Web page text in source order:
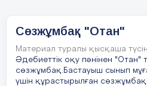
Сөзжұмбақ "Отан"
Материал туралы қысқаша
Әдебиеттік оқу пәнінен "Отан"
сөзжұмбақ.Бастауыш сынып
үшін құрастырылған сөзжұмбақ.